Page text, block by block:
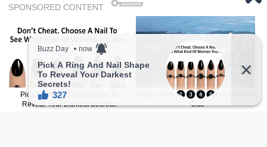
本网站文章内容若非註明皆由自家编辑撰写，如欲转载，
請附上文章连结 并注明出处。
图撷取自网络，无意冒犯，如有侵权，侵犯隐私，或本人
不想被报道，请联络我们，将立即删除文章。